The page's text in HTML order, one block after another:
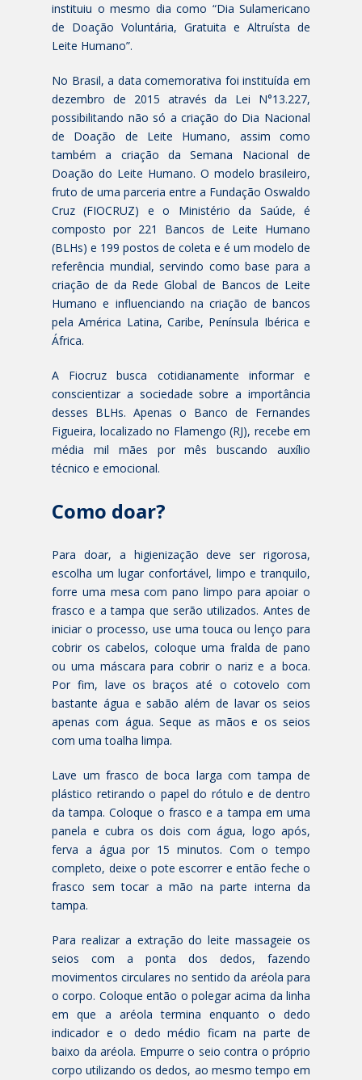
instituiu o mesmo dia como “Dia Sulamericano
de Doação Voluntária, Gratuita e Altruísta de
Leite Humano”.
No Brasil, a data comemorativa foi instituída em
dezembro de 2015 através da Lei N°13.227,
possibilitando não só a criação do Dia Nacional
de Doação de Leite Humano, assim como
também a criação da Semana Nacional de
Doação do Leite Humano. O modelo brasileiro,
fruto de uma parceria entre a Fundação Oswaldo
Cruz (FIOCRUZ) e o Ministério da Saúde, é
composto por 221 Bancos de Leite Humano
(BLHs) e 199 postos de coleta e é um modelo de
referência mundial, servindo como base para a
criação de da Rede Global de Bancos de Leite
Humano e influenciando na criação de bancos
pela América Latina, Caribe, Península Ibérica e
África.
A Fiocruz busca cotidianamente informar e
conscientizar a sociedade sobre a importância
desses BLHs. Apenas o Banco de Fernandes
Figueira, localizado no Flamengo (RJ), recebe em
média mil mães por mês buscando auxílio
técnico e emocional.
Como doar?
Para doar, a higienização deve ser rigorosa,
escolha um lugar confortável, limpo e tranquilo,
forre uma mesa com pano limpo para apoiar o
frasco e a tampa que serão utilizados. Antes de
iniciar o processo, use uma touca ou lenço para
cobrir os cabelos, coloque uma fralda de pano
ou uma máscara para cobrir o nariz e a boca.
Por fim, lave os braços até o cotovelo com
bastante água e sabão além de lavar os seios
apenas com água. Seque as mãos e os seios
com uma toalha limpa.
Lave um frasco de boca larga com tampa de
plástico retirando o papel do rótulo e de dentro
da tampa. Coloque o frasco e a tampa em uma
panela e cubra os dois com água, logo após,
ferva a água por 15 minutos. Com o tempo
completo, deixe o pote escorrer e então feche o
frasco sem tocar a mão na parte interna da
tampa.
Para realizar a extração do leite massageie os
seios com a ponta dos dedos, fazendo
movimentos circulares no sentido da aréola para
o corpo. Coloque então o polegar acima da linha
em que a aréola termina enquanto o dedo
indicador e o dedo médio ficam na parte de
baixo da aréola. Empurre o seio contra o próprio
corpo utilizando os dedos, ao mesmo tempo em